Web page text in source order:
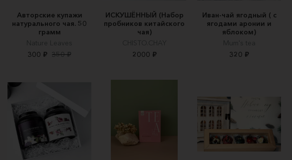
Авторские купажи
натурального чая. 50
грамм
Nature Leaves
300 ₽ 350 ₽
ИСКУШЁННЫЙ (Набор
пробников китайского
чая)
CHISTO.CHAY
2000 ₽
Иван-чай ягодный ( с
ягодами аронии и
яблоком)
Mum's tea
320 ₽